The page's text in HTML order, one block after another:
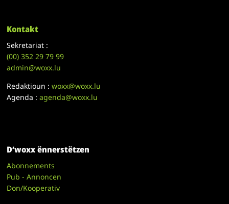
Kontakt
Sekretariat :
(00)352 29 79 99
admin@woxx.lu
Redaktioun :woxx@woxx.lu
Agenda :agenda@woxx.lu
D’woxx ënnerstëtzen
Abonnements
Pub - Annoncen
Don/Kooperativ